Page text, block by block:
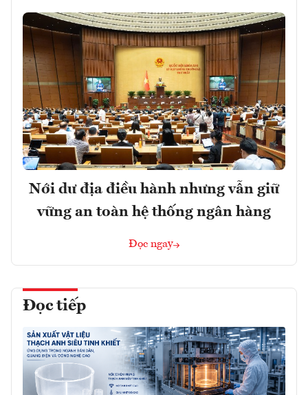
Nới dư địa điều hành nhưng vẫn giữ
vững an toàn hệ thống ngân hàng
Đọc ngay
Đọc tiếp